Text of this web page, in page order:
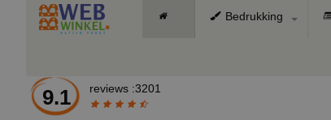
Bedrukking
9.1 reviews :3201